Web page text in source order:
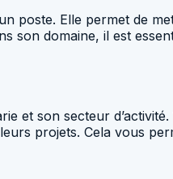
poste. Elle permet de
son domaine, il est
et son secteur
projets. Cela vous